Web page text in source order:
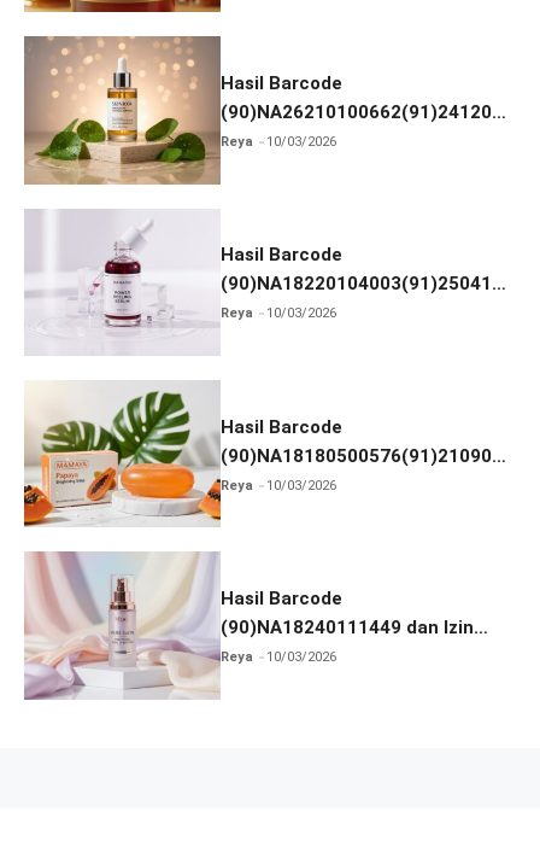
Hasil Barcode
(90)NA26210100662(91)241203
dan Izin BPOM
Reya 10/03/2026
Hasil Barcode
(90)NA18220104003(91)250418
dan Izin BPOM
Reya 10/03/2026
Hasil Barcode
(90)NA18180500576(91)210906
dan Izin BPOM
Reya 10/03/2026
Hasil Barcode
(90)NA18240111449 dan Izin
BPOM
Reya 10/03/2026